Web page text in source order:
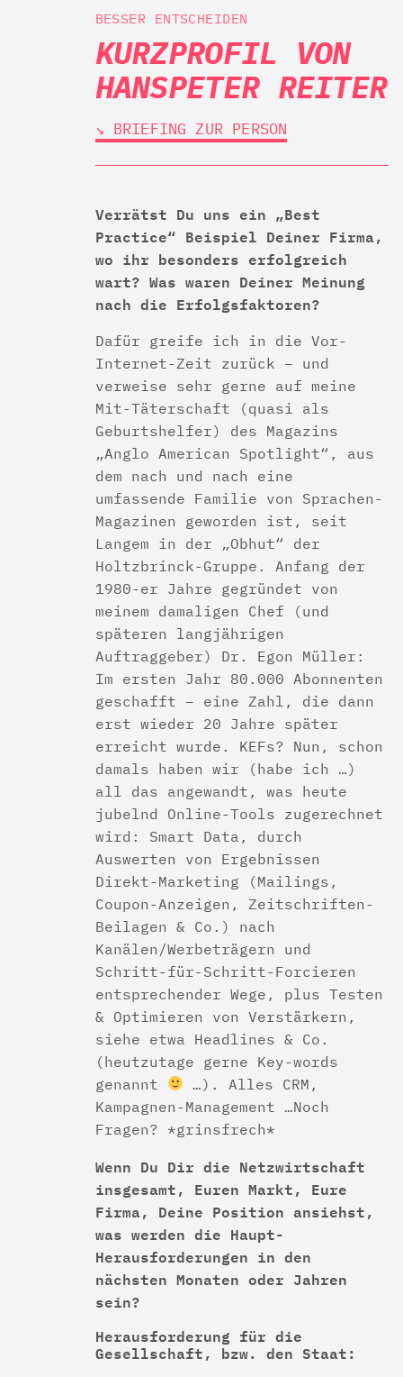
BESSER ENTSCHEIDEN
KURZPROFIL VON
HANSPETER REITER
↘︎ BRIEFING ZUR PERSON
Verrätst Du uns ein „Best
Practice“ Beispiel Deiner Firma,
wo ihr besonders erfolgreich
wart? Was waren Deiner Meinung
nach die Erfolgsfaktoren?
Dafür greife ich in die Vor-
Internet-Zeit zurück – und
verweise sehr gerne auf meine
Mit-Täterschaft (quasi als
Geburtshelfer) des Magazins
„Anglo American Spotlight“, aus
dem nach und nach eine
umfassende Familie von Sprachen-
Magazinen geworden ist, seit
Langem in der „Obhut“ der
Holtzbrinck-Gruppe. Anfang der
1980-er Jahre gegründet von
meinem damaligen Chef (und
späteren langjährigen
Auftraggeber) Dr. Egon Müller:
Im ersten Jahr 80.000 Abonnenten
geschafft – eine Zahl, die dann
erst wieder 20 Jahre später
erreicht wurde. KEFs? Nun, schon
damals haben wir (habe ich …)
all das angewandt, was heute
jubelnd Online-Tools zugerechnet
wird: Smart Data, durch
Auswerten von Ergebnissen
Direkt-Marketing (Mailings,
Coupon-Anzeigen, Zeitschriften-
Beilagen & Co.) nach
Kanälen/Werbeträgern und
Schritt-für-Schritt-Forcieren
entsprechender Wege, plus Testen
& Optimieren von Verstärkern,
siehe etwa Headlines & Co.
(heutzutage gerne Key-words
genannt
…). Alles CRM,
Kampagnen-Management …Noch
Fragen? *grinsfrech*
Wenn Du Dir die Netzwirtschaft
insgesamt, Euren Markt, Eure
Firma, Deine Position ansiehst,
was werden die Haupt-
Herausforderungen in den
nächsten Monaten oder Jahren
sein?
Herausforderung für die
Gesellschaft, bzw. den Staat: